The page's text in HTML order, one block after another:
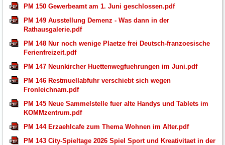
PM 150 Gewerbeamt am 1. Juni geschlossen.pdf
PM 149 Ausstellung Demenz - Was dann in der
Rathausgalerie.pdf
PM 148 Nur noch wenige Plaetze frei Deutsch-franzoesische
Ferienfreizeit.pdf
PM 147 Neunkircher Huettenwegfuehrungen im Juni.pdf
PM 146 Restmuellabfuhr verschiebt sich wegen
Fronleichnam.pdf
PM 145 Neue Sammelstelle fuer alte Handys und Tablets im
KOMMzentrum.pdf
PM 144 Erzaehlcafe zum Thema Wohnen im Alter.pdf
PM 143 City-Spieltage 2026 Spiel Sport und Kreativitaet in der